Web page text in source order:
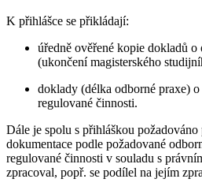
K přihlášce se přikládají:
úředně ověřené kopie dokladů
(ukončení magisterského
doklady (délka odborné praxe)
regulované činnosti.
Dále je spolu s přihláškou
dokumentace podle požadované
regulované činnosti v souladu s
zpracoval, popř. se podílel na jejím